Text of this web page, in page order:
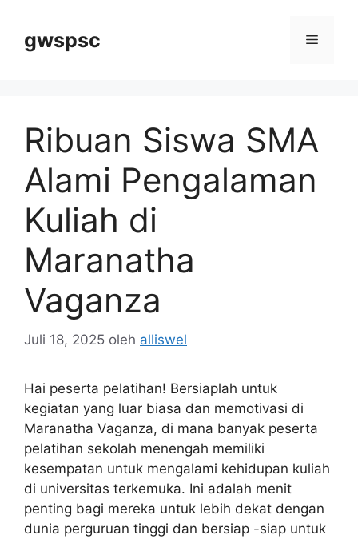
gwspsc Menu
Ribuan Siswa SMA
Alami Pengalaman
Kuliah di
Maranatha
Vaganza
Juli 18, 2025 oleh alliswel
Hai peserta pelatihan! Bersiaplah untuk
kegiatan yang luar biasa dan memotivasi di
Maranatha Vaganza, di mana banyak peserta
pelatihan sekolah menengah memiliki
kesempatan untuk mengalami kehidupan kuliah
di universitas terkemuka. Ini adalah menit
penting bagi mereka untuk lebih dekat dengan
dunia perguruan tinggi dan bersiap -siap untuk